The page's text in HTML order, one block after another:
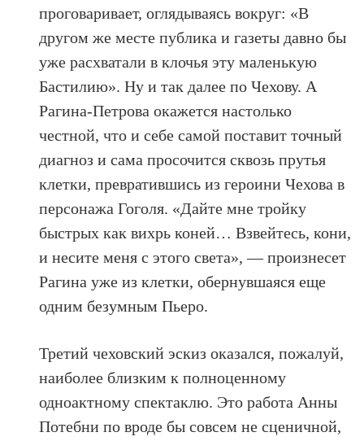
проговаривает, оглядываясь вокруг: «В
другом же месте публика и газеты давно бы
уже расхватали в клочья эту маленькую
Бастилию». Ну и так далее по Чехову. А
Рагина-Петрова окажется настолько
честной, что и себе самой поставит точный
диагноз и сама просочится сквозь прутья
клетки, превратившись из героини Чехова в
персонажа Гоголя. «Дайте мне тройку
быстрых как вихрь коней… Взвейтесь, кони,
и несите меня с этого света», — произнесет
Рагина уже из клетки, обернувшаяся еще
одним безумным Пьеро.
Третий чеховский эскиз оказался, пожалуй,
наиболее близким к полноценному
одноактному спектаклю. Это работа Анны
Потебни по вроде бы совсем не сценичной,